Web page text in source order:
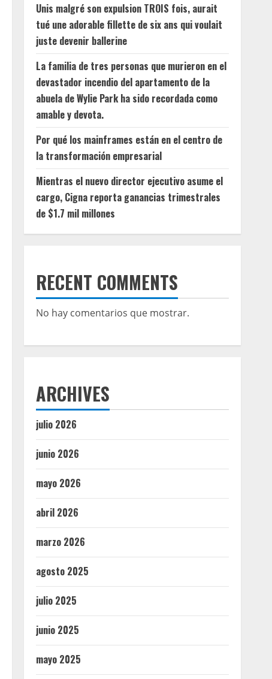
Unis malgré son expulsion TROIS fois, aurait
tué une adorable fillette de six ans qui voulait
juste devenir ballerine
La familia de tres personas que murieron en el
devastador incendio del apartamento de la
abuela de Wylie Park ha sido recordada como
amable y devota.
Por qué los mainframes están en el centro de
la transformación empresarial
Mientras el nuevo director ejecutivo asume el
cargo, Cigna reporta ganancias trimestrales
de $1.7 mil millones
RECENT COMMENTS
No hay comentarios que mostrar.
ARCHIVES
julio 2026
junio 2026
mayo 2026
abril 2026
marzo 2026
agosto 2025
julio 2025
junio 2025
mayo 2025